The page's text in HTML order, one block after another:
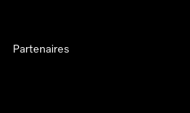
Partenaires